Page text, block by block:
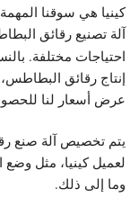
هي سوقنا المهمة.
تصنيع رقائق
مختلفة.
رقائق البطاطس،
أسعار لنا
تخصيص آلة صنع
كينيا، مثل وضع
إلى ذلك.